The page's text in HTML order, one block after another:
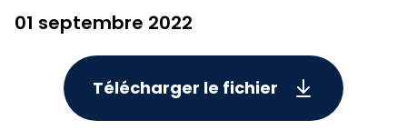
01 septembre 2022
Télécharger le fichier